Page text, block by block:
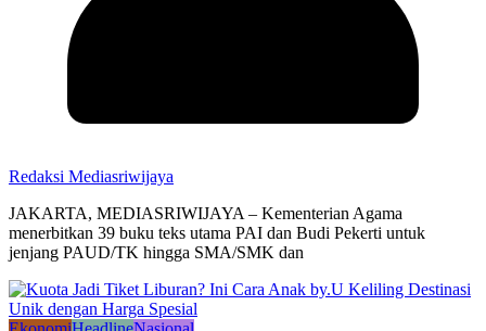
Redaksi Mediasriwijaya
JAKARTA, MEDIASRIWIJAYA – Kementerian Agama
menerbitkan 39 buku teks utama PAI dan Budi Pekerti untuk
jenjang PAUD/TK hingga SMA/SMK dan